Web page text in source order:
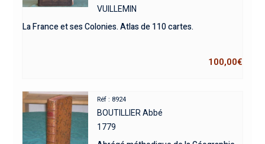
VUILLEMIN
La France et ses Colonies. Atlas de 110 cartes.
100,00€
Réf : 8924
BOUTILLIER Abbé
1779